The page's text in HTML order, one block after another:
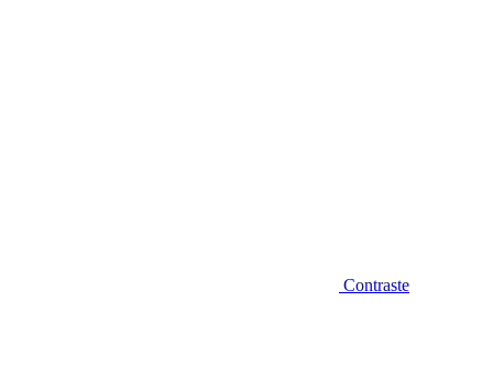
Contraste